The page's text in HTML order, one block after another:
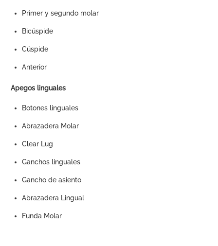
Primer y segundo molar
Bicúspide
Cúspide
Anterior
Apegos linguales
Botones linguales
Abrazadera Molar
Clear Lug
Ganchos linguales
Gancho de asiento
Abrazadera Lingual
Funda Molar